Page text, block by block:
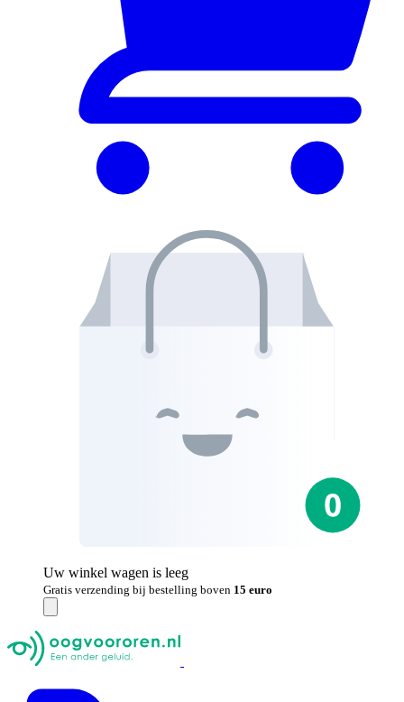
Uw winkel wagen is leeg
Gratis verzending bij bestelling boven 15 euro